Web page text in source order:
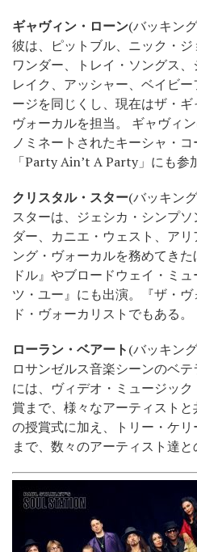
ギャヴィン・ローン(バッキン
彼は、ピットブル、ニック・ジ
ワンダー、トレイ・ソングス
レイク、アッシャー、ベイビ
ージを同じくし、現在はザ・
ヴォーカルを担当。 ギャヴィ
ノミネートされたキーシャ・
「Party Ain’t A Party」にも参
クリスタル・スター(バッキン
スターは、ジェシカ・シンプ
ダー、カニエ・ウェスト、ア
ング・ヴォーカルを務めてき
ドル』やブロードウェイ・ミ
ツ・ユー』にも出演。『ザ・
ド・ヴォーカリストでもある。
ローラン・ベアート(バッキン
ロサンゼルス音楽シーンのベ
には、ヴィデオ・ミュージッ
賞まで、様々なアーティスト
の授賞式に加え、トリー・ケ
まで、数々のアーティスト達と